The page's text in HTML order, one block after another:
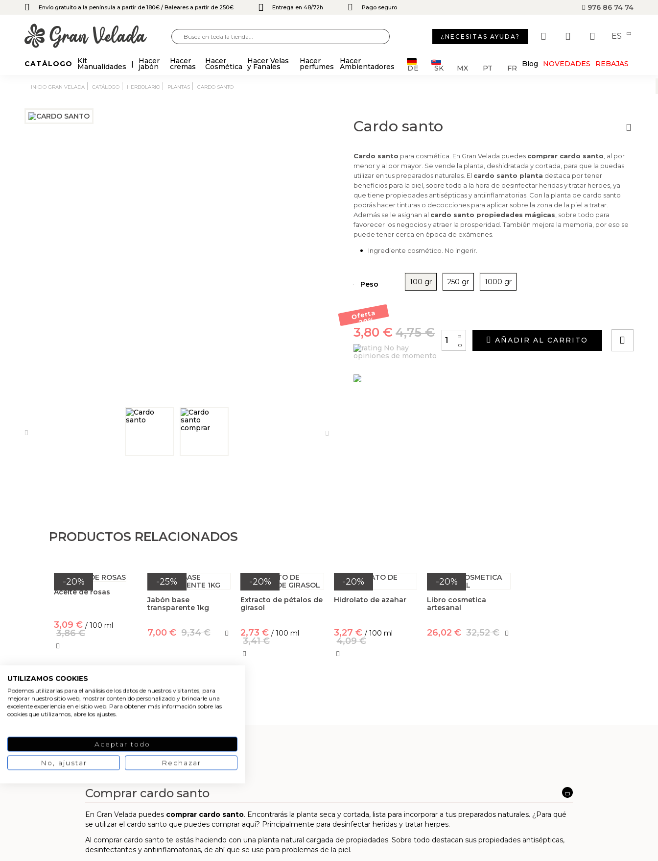
Envío gratuito a la península a partir de 180€ / Baleares a partir de 250€ Entrega en 48/72h Pago seguro 976 86 74 74
¿NECESITAS AYUDA? ES
CATÁLOGO Kit
Manualidades
Hacer
jabón
Hacer
cremas
Hacer
Cosmética
Hacer Velas
y Fanales
Hacer
perfumes
Hacer
Ambientadores DE SK MX PT FR Blog NOVEDADES REBAJAS
INICIO GRAN VELADA CATÁLOGO HERBOLARIO PLANTAS CARDO SANTO
Cardo santo
Cardo santo para cosmética. En Gran Velada puedes comprar cardo santo , al por
menor y al por mayor. Se vende la planta, deshidratada y cortada, para que la puedas
utilizar en tus preparados naturales. El cardo santo planta destaca por tener
beneficios para la piel, sobre todo a la hora de desinfectar heridas y tratar herpes, ya
que tiene propiedades antisépticas y antiinflamatorias. Con la planta de cardo santo
podrás hacer tinturas o decocciones para aplicar sobre la zona de la piel a tratar.
Además se le asignan al cardo santo propiedades mágicas , sobre todo para
favorecer los negocios y atraer la prosperidad. También mejora la memoria, por eso se
puede tener cerca en época de exámenes.
Ingrediente cosmético. No ingerir.
Peso 100 gr 250 gr 1000 gr
Oferta
-20
%
4,75 €
3,80 €
No hay
opiniones de momento
-
+
AÑADIR AL CARRITO
PRODUCTOS RELACIONADOS
-20%
Aceite de rosas
3,09 € / 100 ml
3,86 €
-25%
Jabón base
transparente 1kg
7,00 € 9,34 €
-20%
Extracto de pétalos de
girasol
2,73 € / 100 ml
3,41 €
-20%
Hidrolato de azahar
3,27 € / 100 ml
4,09 €
-20%
Libro cosmetica
artesanal
26,02 € 32,52 €
Comprar cardo santo
En Gran Velada puedes comprar cardo santo. Encontrarás la planta seca y cortada, lista para incorporar a tus preparados naturales. ¿Para qué
se utilizar el cardo santo que puedes comprar aquí? Principalmente para desinfectar heridas y tratar herpes.
Al comprar cardo santo te estás haciendo con una planta natural cargada de propiedades. Sobre todo destacan sus propiedades antisépticas,
desinfectantes y antiinflamatorias, de ahí que se use para problemas de la piel.
UTILIZAMOS COOKIES
Podemos utilizarlas para el análisis de los datos de nuestros visitantes, para
mejorar nuestro sitio web, mostrar contenido personalizado y brindarle una
excelente experiencia en el sitio web. Para obtener más información sobre las
cookies que utilizamos, abre los ajustes.
Aceptar todo
No, ajustar Rechazar